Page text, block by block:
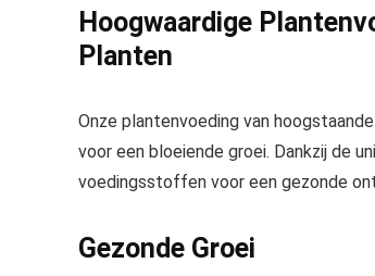
Hoogwaardige
Planten
Onze plantenvoeding van
voor een bloeiende groei. Dankzij de
voedingsstoffen voor een gezonde
Gezonde Groei